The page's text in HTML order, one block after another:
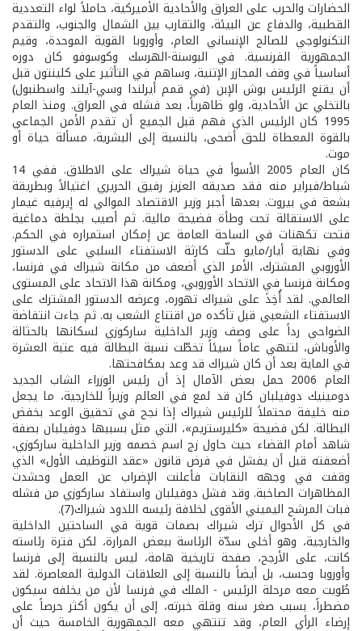
الحضارات والحرب على العراق والأحادية الأميركية، حاملاً لواء التعددية
القطبية، والدفاع عن البيئة، والتقارب بين الشمال والجنوب، والتقدم
التكنولوجي للصالح الإنساني العام، وأوروبا القوية الموحدة، وقيم
الجمهورية الفرنسية. في البوسنة-الهرسك وكوسوفو كان دوره
أساسياً في وقف المجازر الإتنية، وساهم في التأثير على كلينتون قبل
أن يقنع الرئيس بوش الإبن (في قمم أيرلندا وسي-آيلند واسطنبول)
بالتخلي عن الأحادية، ولو ظاهرياً، بعد فشله في العراق. ومنذ العام
1995 كان الرئيس الذي فهم قبل الجميع أن تقدم الأمن الجماعي
بالقوة المعطاة للحق أضحى، بالنسبة إلى البشرية، مسألة حياة أو
موت.
كان العام 2005 الأسوأ في حياة شيراك على الاطلاق. ففي 14
شباط/فبراير منه فقد صديقه العزيز رفيق الحريري اغتيالاً وبطريقة
بشعة في بيروت. بعدها أجبر وزير الاقتصاد الموالي له إيرفيه غيمار
على الاستقالة تحت وطأة فضيحة مالية. ثم أصيب بجلطة دماغية
فتحت تكهنات في الساحة العامة عن إمكان استمراره في الحكم.
وفي نهاية أيار/مايو حلّت كارثة الاستفتاء السلبي على الدستور
الأوروبي المشترك، الأمر الذي أضعف من مكانة شيراك في فرنسا،
ومكانة فرنسا في الاتحاد الأوروبي، ومكانة هذا الاتحاد على المستوى
العالمي. لقد أُخِذَ على شيراك تهوره، وعرضه الدستور المشترك على
الاستفتاء الشعبي قبل تأكده من اقتناع الشعب به. ثم جاءت انتفاضة
الضواحي رداً على وصف وزير الداخلية ساركوزي لسكانها بالحثالة
والأوباش، لتنهي عاماً سيئاً تخطّت نسبة البطالة فيه عتبة العشرة
في الماية بعد أن كان شيراك قد وعد بمكافحتها.
العام 2006 حمل بعض الآمال إذ أن رئيس الوزراء الشاب الجديد
دومينيك دوفيلبان كان قد لمع في العالم وزيراً للخارجية، ما يجعل
منه خليفة محتملاً للرئيس شيراك إذا نجح في تحقيق الوعد بخفض
البطالة. لكن فضيحة «كليرستريم»، التي مثل بسببها دوفيلبان بصفة
شاهد أمام القضاء حيث حاول زج اسم خصمه وزير الداخلية ساركوزي،
أضعفته قبل أن يفشل في فرض قانون «عقد التوظيف الأول» الذي
وقفت في وجهه النقابات فأعلنت الإضراب عن العمل وحشدت
المظاهرات الصاخبة. وقد فشل دوفيلبان واستفاد ساركوزي من فشله
فبات المرشح اليميني الأقوى لخلافة رئيسه اللدود شيراك(7).
في كل الأحوال ترك شيراك بصمات قوية في الساحتين الداخلية
والخارجية، وهو أخلى سدّة الرئاسة ببعض المرارة، لكن فترة رئاسته
كانت، على الأرجح، صفحة تاريخية هامة، ليس بالنسبة إلى فرنسا
وأوروبا وحسب، بل أيضاً بالنسبة إلى العلاقات الدولية المعاصرة. لقد
طُويت معه مرحلة الرئيس - الملك في فرنسا لأن من يخلفه سيكون
مضطراً، بسبب صغر سنه وقلة خبرته، إلى أن يكون أكثر حرصاً على
إرضاء الرأي العام، وقد تنتهي معه الجمهورية الخامسة حيث أن